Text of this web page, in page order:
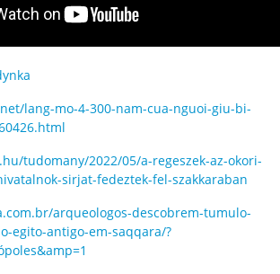
lang-mo-4-300-nam-cua-nguoi-giu-bi-
tudomany/2022/05/a-regeszek-az-okori-
sirjat-fedeztek-fel-szakkaraban
arqueologos-descobrem-tumulo-
egito-antigo-em-saqqara/?